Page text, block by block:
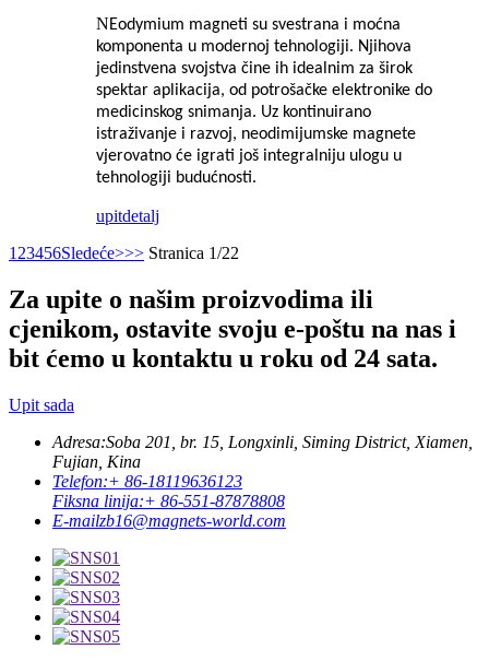
NEodymium magneti su svestrana i moćna
komponenta u modernoj tehnologiji. Njihova
jedinstvena svojstva čine ih idealnim za širok
spektar aplikacija, od potrošačke elektronike do
medicinskog snimanja. Uz kontinuirano
istraživanje i razvoj, neodimijumske magnete
vjerovatno će igrati još integralniju ulogu u
tehnologiji budućnosti.
upitdetalj
1 23456Sledeće>>> Stranica 1/22
Za upite o našim proizvodima ili
cjenikom, ostavite svoju e-poštu na nas i
bit ćemo u kontaktu u roku od 24 sata.
Upit sada
Adresa:Soba 201, br. 15, Longxinli, Siming District, Xiamen,
Fujian, Kina
Telefon:+ 86-18119636123
Fiksna linija:+ 86-551-87878808
E-mailzb16@magnets-world.com